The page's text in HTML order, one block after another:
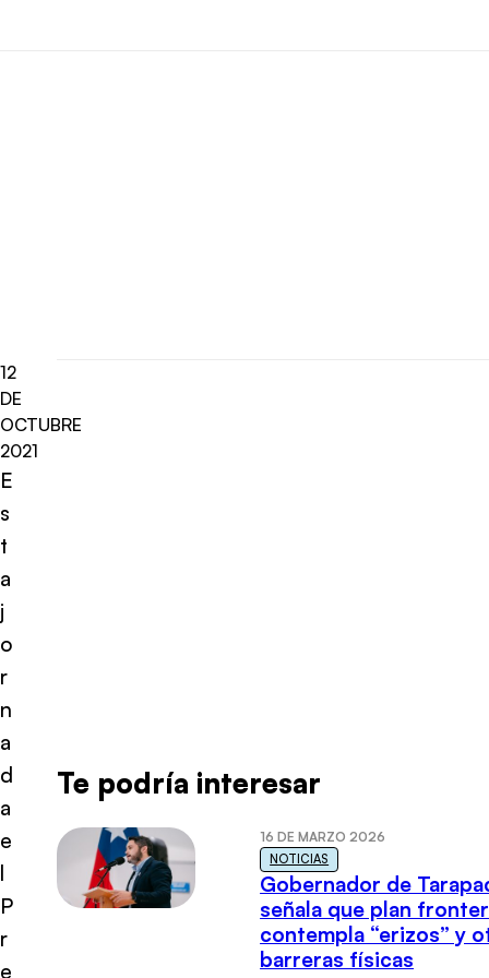
12
DE
OCTUBRE
2021
E
s
t
a
j
o
r
n
a
d
a
e
l
P
r
e
Te podría interesar
16 DE MARZO 2026
NOTICIAS
Gobernador de
señala que plan
contempla “erizos” y
barreras físicas